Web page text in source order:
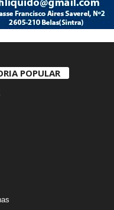
POPULAR